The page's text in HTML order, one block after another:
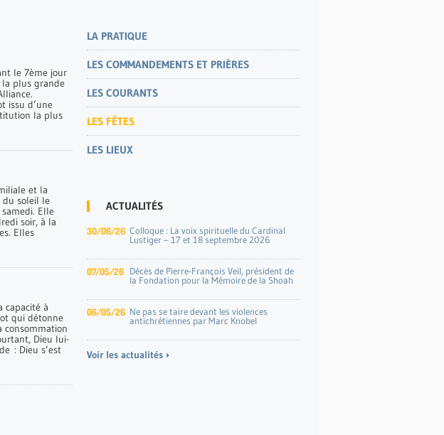
le 7ème jour
la plus grande
issu d’une
la plus
et la
du soleil le
Elle
soir, à la
Elles
capacité à
qui détonne
consommation
Dieu lui-
: Dieu s’est
LA PRATIQUE
LES COMMANDEMENTS ET PRIÈRES
LES COURANTS
LES FÊTES
LES LIEUX
ACTUALITÉS
30/06/26 Colloque : La voix spirituelle du Cardinal
Lustiger – 17 et 18 septembre 2026
07/05/26 Décès de Pierre-François Veil, président de
la Fondation pour la Mémoire de la Shoah
06/05/26 Ne pas se taire devant les violences
antichrétiennes par Marc Knobel
Voir les actualités